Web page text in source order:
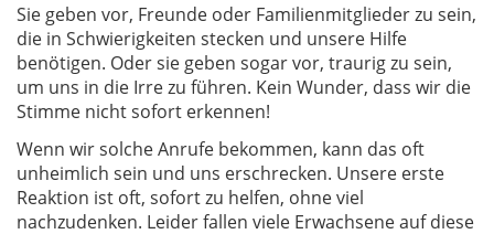
Sie geben vor, Freunde oder Familienmitglieder zu sein,
die in Schwierigkeiten stecken und unsere Hilfe
benötigen. Oder sie geben sogar vor, traurig zu sein,
um uns in die Irre zu führen. Kein Wunder, dass wir die
Stimme nicht sofort erkennen!
Wenn wir solche Anrufe bekommen, kann das oft
unheimlich sein und uns erschrecken. Unsere erste
Reaktion ist oft, sofort zu helfen, ohne viel
nachzudenken. Leider fallen viele Erwachsene auf diese